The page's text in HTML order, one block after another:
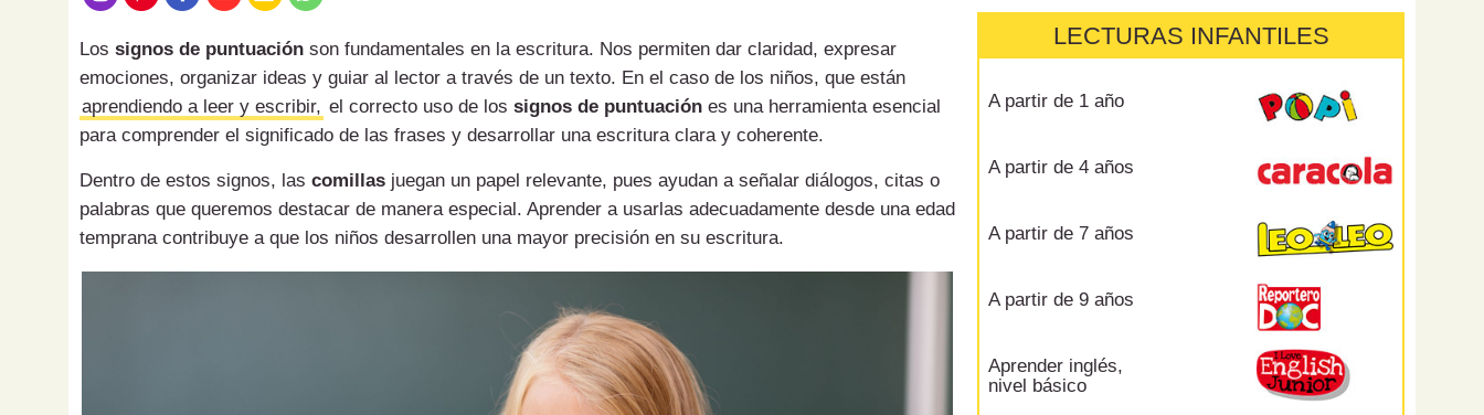
Los signos de puntuación son fundamentales en la escritura. Nos permiten dar claridad, expresar
emociones, organizar ideas y guiar al lector a través de un texto. En el caso de los niños, que están
aprendiendo a leer y escribir, el correcto uso de los signos de puntuación es una herramienta esencial
para comprender el significado de las frases y desarrollar una escritura clara y coherente.
Dentro de estos signos, las comillas juegan un papel relevante, pues ayudan a señalar diálogos, citas o
palabras que queremos destacar de manera especial. Aprender a usarlas adecuadamente desde una edad
temprana contribuye a que los niños desarrollen una mayor precisión en su escritura.
LECTURAS INFANTILES
A partir de 1 año
A partir de 4 años
A partir de 7 años
A partir de 9 años
Aprender inglés,
nivel básico